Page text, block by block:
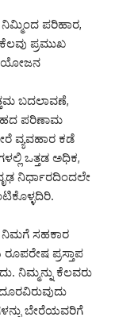
ಪರಿಹಾರ,
ಪ್ರಮುಖ
ಬದಲಾವಣೆ,
ಪರಿಣಾಮ
ವ್ಯವಹಾರ ಕಡೆ
ಒತ್ತಡ ಅಧಿಕ,
ನಿರ್ಧಾರದಿಂದಲೇ
ನಿಮಗೆ ಸಹಕಾರ
ಪ್ರಸ್ತಾಪ
ನಿಮ್ಮನ್ನು ಕೆಲವರು
ಬೇರೆಯವರಿಗೆ